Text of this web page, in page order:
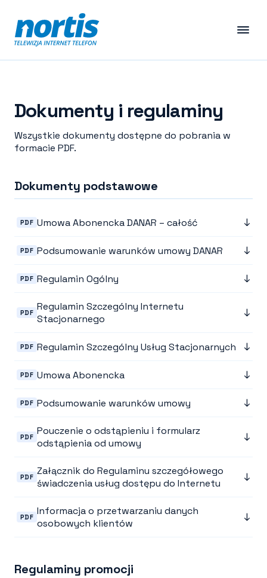
Dokumenty i regulaminy
Wszystkie dokumenty dostępne do pobrania w
formacie PDF.
Dokumenty podstawowe
PDF Umowa Abonencka DANAR – całość ↓
PDF Podsumowanie warunków umowy DANAR ↓
PDF Regulamin Ogólny ↓
PDF Regulamin Szczególny Internetu
Stacjonarnego
↓
PDF Regulamin Szczególny Usług Stacjonarnych ↓
PDF Umowa Abonencka ↓
PDF Podsumowanie warunków umowy ↓
PDF Pouczenie o odstąpieniu i formularz
odstąpienia od umowy
↓
PDF Załącznik do Regulaminu szczegółowego
świadczenia usług dostępu do Internetu
↓
PDF Informacja o przetwarzaniu danych
osobowych klientów
↓
Regulaminy promocji